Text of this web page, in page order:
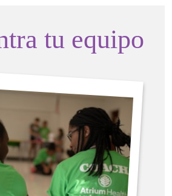
tu equipo